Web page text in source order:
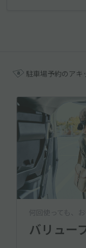
駐車場予約のアキ
何回使っても、
バリュー